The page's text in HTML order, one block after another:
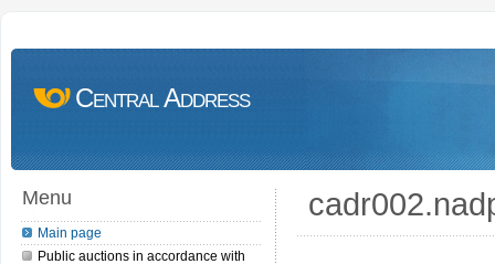
Central Address
Menu
Main page
Public auctions in accordance with